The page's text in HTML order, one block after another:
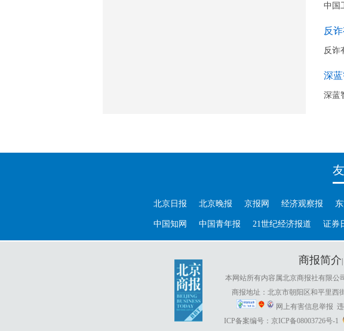
中国
反
反诈
深
深蓝
北京日报 北京晚报 京报网 经济观察报
中国知网 中国青年报 21世纪经济报道 证券
商报简介
本网站所有内容属北京商报社有限公
商报地址：北京市朝阳区和平里西
网上有害信息举报
ICP备案编号：京ICP备08003726号-1